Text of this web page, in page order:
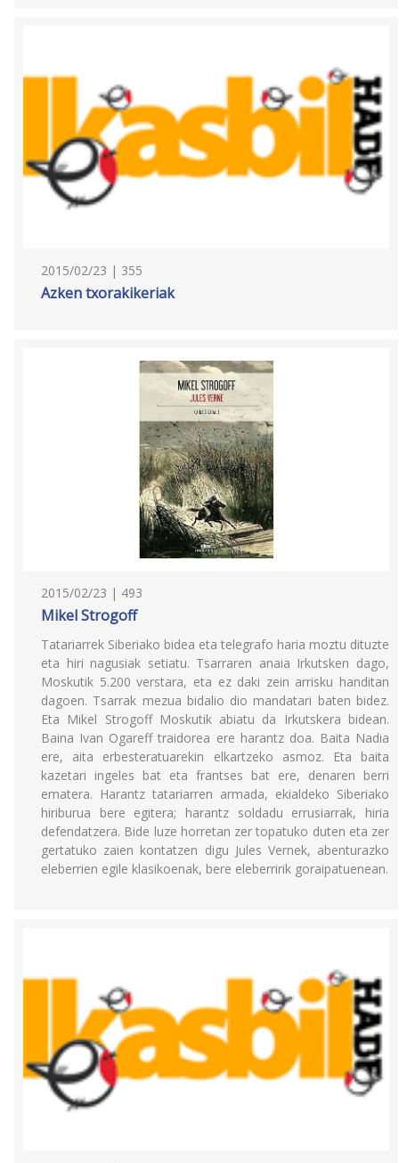
2015/02/23 | 355
Azken txorakikeriak
2015/02/23 | 493
Mikel Strogoff
Tatariarrek Siberiako bidea eta telegrafo haria moztu dituzte
eta hiri nagusiak setiatu. Tsarraren anaia Irkutsken dago,
Moskutik 5.200 verstara, eta ez daki zein arrisku handitan
dagoen. Tsarrak mezua bidalio dio mandatari baten bidez.
Eta Mikel Strogoff Moskutik abiatu da Irkutskera bidean.
Baina Ivan Ogareff traidorea ere harantz doa. Baita Nadia
ere, aita erbesteratuarekin elkartzeko asmoz. Eta baita
kazetari ingeles bat eta frantses bat ere, denaren berri
ematera. Harantz tatariarren armada, ekialdeko Siberiako
hiriburua bere egitera; harantz soldadu errusiarrak, hiria
defendatzera. Bide luze horretan zer topatuko duten eta zer
gertatuko zaien kontatzen digu Jules Vernek, abenturazko
eleberrien egile klasikoenak, bere eleberririk goraipatuenean.